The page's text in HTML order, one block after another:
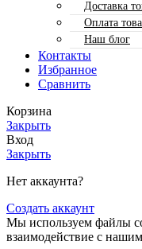
Доставка
Оплата
Наш блог
Контакты
Избранное
Сравнить
Корзина
Закрыть
Вход
Закрыть
Нет аккаунта?
Создать аккаунт
Мы используем файлы
взаимодействие с